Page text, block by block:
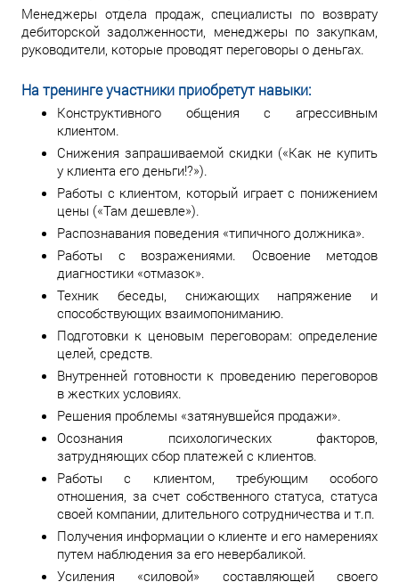
Менеджеры отдела продаж, специалисты по возврату
дебиторской задолженности, менеджеры по закупкам,
руководители, которые проводят переговоры о деньгах.
На тренинге участники приобретут навыки:
Конструктивного общения с агрессивным
клиентом.
Снижения запрашиваемой скидки («Как не купить
у клиента его деньги!?»).
Работы с клиентом, который играет с понижением
цены («Там дешевле»).
Распознавания поведения «типичного должника».
Работы с возражениями. Освоение методов
диагностики «отмазок».
Техник беседы, снижающих напряжение и
способствующих взаимопониманию.
Подготовки к ценовым переговорам: определение
целей, средств.
Внутренней готовности к проведению переговоров
в жестких условиях.
Решения проблемы «затянувшейся продажи».
Осознания психологических факторов,
затрудняющих сбор платежей с клиентов.
Работы с клиентом, требующим особого
отношения, за счет собственного статуса, статуса
своей компании, длительного сотрудничества и т.п.
Получения информации о клиенте и его намерениях
путем наблюдения за его невербаликой.
Усиления «силовой» составляющей своего